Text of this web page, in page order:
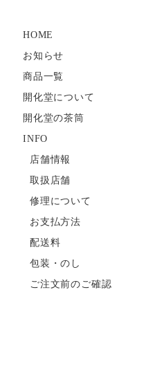
HOME
お知らせ
商品一覧
開化堂について
開化堂の茶筒
INFO
店舗情報
取扱店舗
修理について
お支払方法
配送料
包装・のし
ご注文前のご確認